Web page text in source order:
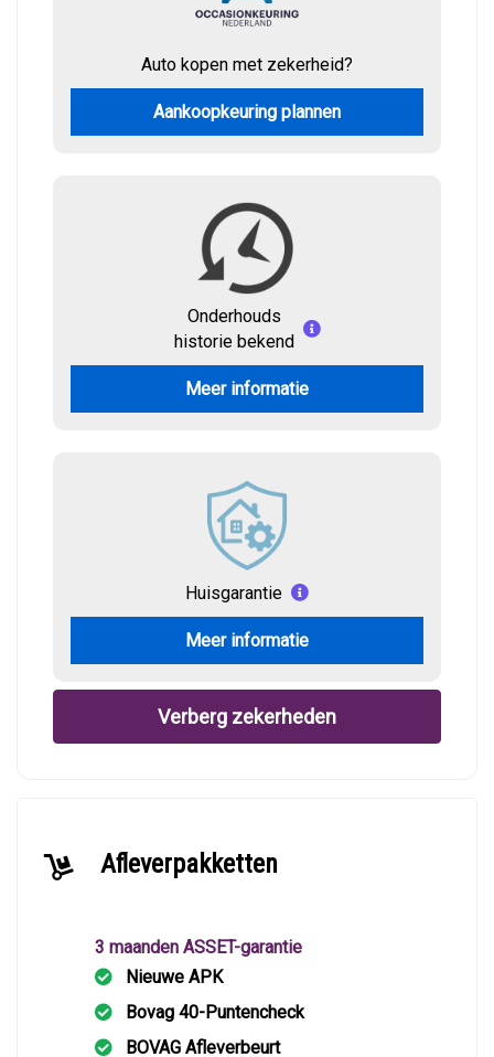
Auto kopen met zekerheid?
Aankoopkeuring plannen
Onderhouds
historie bekend
Meer informatie
Huisgarantie
Meer informatie
Verberg zekerheden
Afleverpakketten
3 maanden ASSET-garantie
Nieuwe APK
Bovag 40-Puntencheck
BOVAG Afleverbeurt